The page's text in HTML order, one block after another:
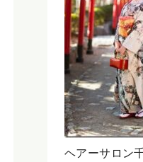
ヘアーサロン